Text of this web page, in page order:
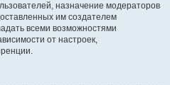
назначение модераторов
им создателем
всеми возможностями
от настроек,